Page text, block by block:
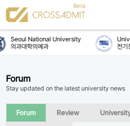
Seoul National University
의과대학의예과
전기
Forum
Stay updated on the latest university news
Forum Review